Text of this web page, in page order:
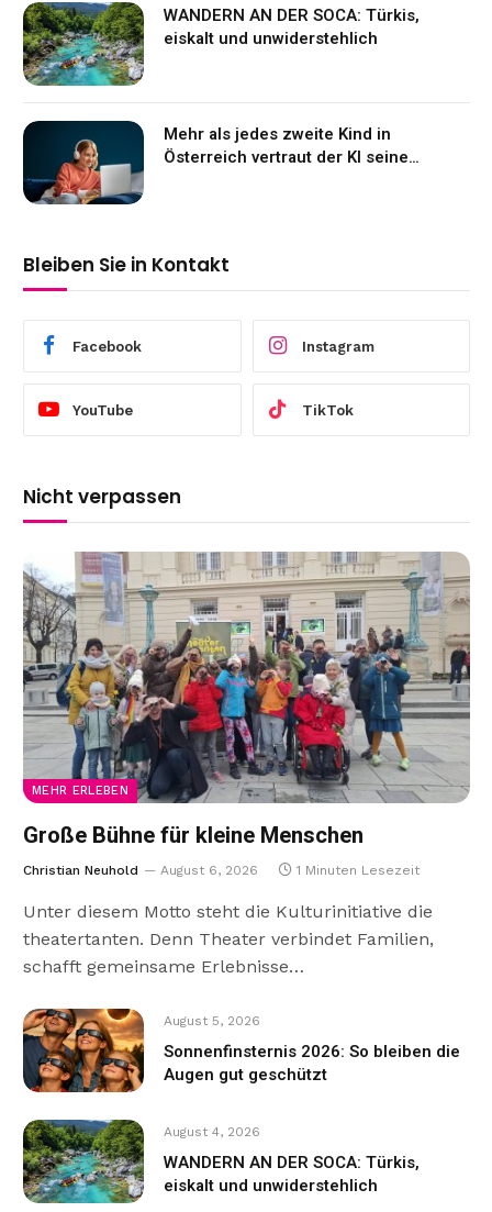
WANDERN AN DER SOCA: Türkis,
eiskalt und unwiderstehlich
Mehr als jedes zweite Kind in
Österreich vertraut der KI seine
Bleiben Sie in Kontakt
Facebook Instagram
YouTube TikTok
Nicht verpassen
MEHR ERLEBEN
Große Bühne für kleine Menschen
Christian Neuhold August 6, 2026 1 Minuten Lesezeit
Unter diesem Motto steht die Kulturinitiative die
theatertanten. Denn Theater verbindet Familien,
schafft gemeinsame Erlebnisse…
August 5, 2026
Sonnenfinsternis 2026: So bleiben die
Augen gut geschützt
August 4, 2026
WANDERN AN DER SOCA: Türkis,
eiskalt und unwiderstehlich